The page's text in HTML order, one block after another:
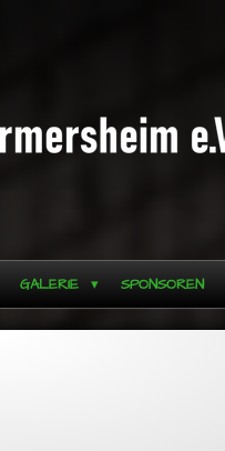
GALERIE SPONSOREN